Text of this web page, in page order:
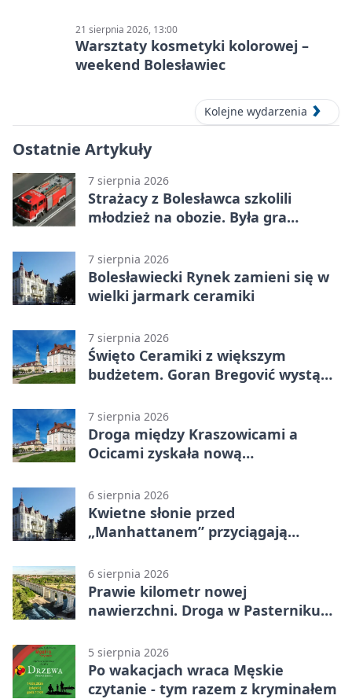
21 sierpnia 2026, 13:00
Warsztaty kosmetyki kolorowej –
weekend Bolesławiec
Kolejne wydarzenia
Ostatnie Artykuły
7 sierpnia 2026
Strażacy z Bolesławca szkolili
młodzież na obozie. Była gra
7 sierpnia 2026
Bolesławiecki Rynek zamieni się w
wielki jarmark ceramiki
7 sierpnia 2026
Święto Ceramiki z większym
budżetem. Goran Bregović wystąpi
7 sierpnia 2026
Droga między Kraszowicami a
Ocicami zyskała nową
6 sierpnia 2026
Kwietne słonie przed
„Manhattanem” przyciągają
6 sierpnia 2026
Prawie kilometr nowej
nawierzchni. Droga w Pasterniku
5 sierpnia 2026
Po wakacjach wraca Męskie
czytanie - tym razem z kryminałem